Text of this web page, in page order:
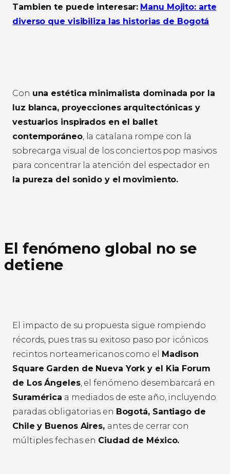
Tambien te puede interesar: Manu Mojito: arte
diverso que visibiliza las historias de Bogotá
Con una estética minimalista dominada por la
luz blanca, proyecciones arquitectónicas y
vestuarios inspirados en el ballet
contemporáneo, la catalana rompe con la
sobrecarga visual de los conciertos pop masivos
para concentrar la atención del espectador en
la pureza del sonido y el movimiento.
El fenómeno global no se
detiene
El impacto de su propuesta sigue rompiendo
récords, pues tras su exitoso paso por icónicos
recintos norteamericanos como el
Madison
Square Garden de Nueva York y el Kia Forum
de Los Ángeles, el fenómeno desembarcará en
Suramérica a mediados de este año, incluyendo
paradas obligatorias en Bogotá, Santiago de
Chile y Buenos Aires, antes de cerrar con
múltiples fechas en Ciudad de México.